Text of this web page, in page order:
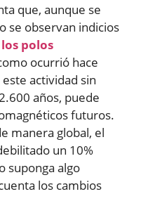
que, aunque se
se observan indicios
polos
ocurrió hace
actividad sin
años, puede
futuros.
manera global, el
un 10%
suponga algo
los cambios